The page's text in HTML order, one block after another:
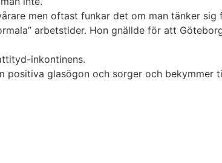
men oftast funkar det om man tänker sig
arbetstider. Hon gnällde för att
inkontinens.
glasögon och sorger och bekymmer